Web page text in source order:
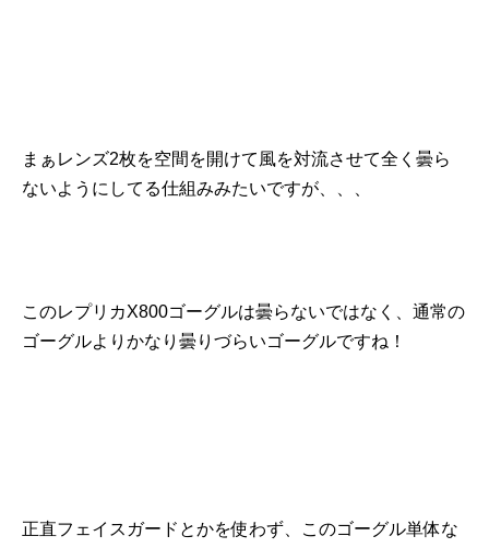
まぁレンズ2枚を空間を開けて風を対流させて全く曇ら
ないようにしてる仕組みみたいですが、、、
このレプリカX800ゴーグルは曇らないではなく、通常の
ゴーグルよりかなり曇りづらいゴーグルですね！
正直フェイスガードとかを使わず、このゴーグル単体な